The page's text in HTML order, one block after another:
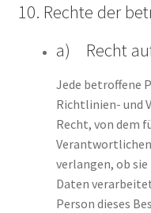
10. Rechte der
a) Recht
Jede betroffene
Richtlinien- und
Recht, von dem
verlangen, ob
Daten
Person dieses